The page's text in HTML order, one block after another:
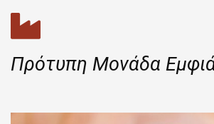
Πρότυπη Μονάδα